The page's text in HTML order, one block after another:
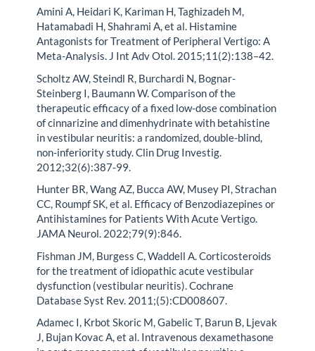
Amini A, Heidari K, Kariman H, Taghizadeh M,
Hatamabadi H, Shahrami A, et al. Histamine
Antagonists for Treatment of Peripheral Vertigo: A
Meta-Analysis. J Int Adv Otol. 2015;11(2):138–42.
Scholtz AW, Steindl R, Burchardi N, Bognar-
Steinberg I, Baumann W. Comparison of the
therapeutic efficacy of a fixed low-dose combination
of cinnarizine and dimenhydrinate with betahistine
in vestibular neuritis: a randomized, double-blind,
non-inferiority study. Clin Drug Investig.
2012;32(6):387-99.
Hunter BR, Wang AZ, Bucca AW, Musey PI, Strachan
CC, Roumpf SK, et al. Efficacy of Benzodiazepines or
Antihistamines for Patients With Acute Vertigo.
JAMA Neurol. 2022;79(9):846.
Fishman JM, Burgess C, Waddell A. Corticosteroids
for the treatment of idiopathic acute vestibular
dysfunction (vestibular neuritis). Cochrane
Database Syst Rev. 2011;(5):CD008607.
Adamec I, Krbot Skoric M, Gabelic T, Barun B, Ljevak
J, Bujan Kovac A, et al. Intravenous dexamethasone